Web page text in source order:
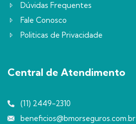
Dúvidas Frequentes
Fale Conosco
Politicas de Privacidade
Central de Atendimento
(11) 2449-2310
beneficios@bmorseguros.com.br